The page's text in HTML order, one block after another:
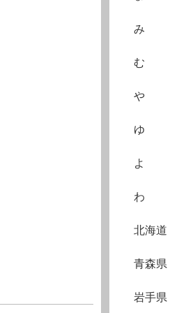
み
む
や
ゆ
よ
わ
北海道
青森県
岩手県